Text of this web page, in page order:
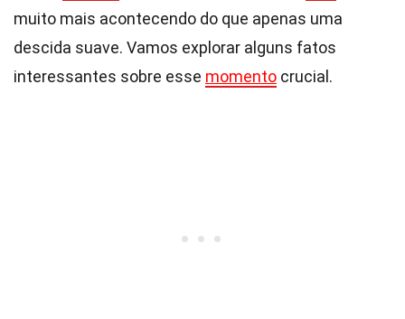
muito mais acontecendo do que apenas uma
descida suave. Vamos explorar alguns fatos
interessantes sobre esse momento crucial.